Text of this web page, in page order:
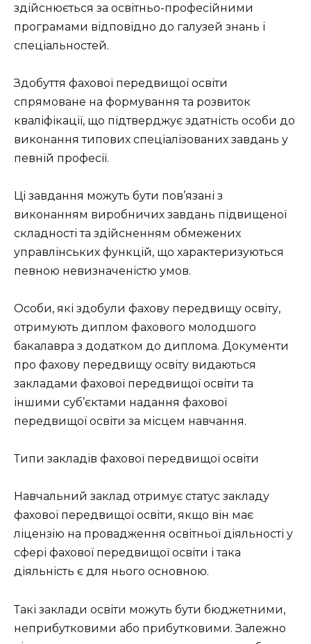
здійснюється за освітньо-професійними
програмами відповідно до галузей знань і
спеціальностей.
Здобуття фахової передвищої освіти
спрямоване на формування та розвиток
кваліфікації, що підтверджує здатність особи до
виконання типових спеціалізованих завдань у
певній професії.
Ці завдання можуть бути пов’язані з
виконанням виробничих завдань підвищеної
складності та здійсненням обмежених
управлінських функцій, що характеризуються
певною невизначеністю умов.
Особи, які здобули фахову передвищу освіту,
отримують диплом фахового молодшого
бакалавра з додатком до диплома. Документи
про фахову передвищу освіту видаються
закладами фахової передвищої освіти та
іншими суб’єктами надання фахової
передвищої освіти за місцем навчання.
Типи закладів фахової передвищої освіти
Навчальний заклад отримує статус закладу
фахової передвищої освіти, якщо він має
ліцензію на провадження освітньої діяльності у
сфері фахової передвищої освіти і така
діяльність є для нього основною.
Такі заклади освіти можуть бути бюджетними,
неприбутковими або прибутковими. Залежно